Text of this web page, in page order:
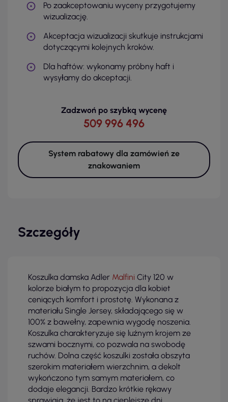
Po zaakceptowaniu wyceny przygotujemy
wizualizację.
Akceptacja wizualizacji skutkuje instrukcjami
dotyczącymi kolejnych kroków.
Dla haftów: wykonamy próbny haft i
wysyłamy do akceptacji.
Zadzwoń po szybką wycenę
509 996 496
System rabatowy dla zamówień ze
znakowaniem
Szczegóły
Koszulka damska Adler Malfini City 120 w
kolorze białym to propozycja dla kobiet
ceniących komfort i prostotę. Wykonana z
materiału Single Jersey, składającego się w
100% z bawełny, zapewnia wygodę noszenia.
Koszulka charakteryzuje się luźnym krojem ze
szwami bocznymi, co pozwala na swobodę
ruchów. Dolna część koszulki została obszyta
szerokim materiałem wierzchnim, a dekolt
wykończono tym samym materiałem, co
dodaje elegancji. Bardzo krótkie rękawy